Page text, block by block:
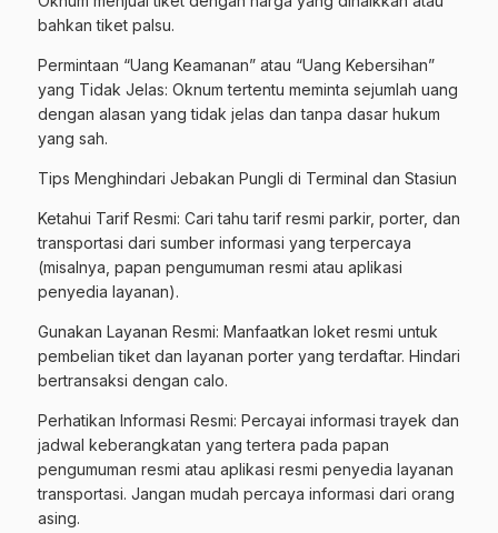
bahkan tiket palsu.
Permintaan “Uang Keamanan” atau “Uang Kebersihan”
yang Tidak Jelas: Oknum tertentu meminta sejumlah uang
dengan alasan yang tidak jelas dan tanpa dasar hukum
yang sah.
Tips Menghindari Jebakan Pungli di Terminal dan Stasiun
Ketahui Tarif Resmi: Cari tahu tarif resmi parkir, porter, dan
transportasi dari sumber informasi yang terpercaya
(misalnya, papan pengumuman resmi atau aplikasi
penyedia layanan).
Gunakan Layanan Resmi: Manfaatkan loket resmi untuk
pembelian tiket dan layanan porter yang terdaftar. Hindari
bertransaksi dengan calo.
Perhatikan Informasi Resmi: Percayai informasi trayek dan
jadwal keberangkatan yang tertera pada papan
pengumuman resmi atau aplikasi resmi penyedia layanan
transportasi. Jangan mudah percaya informasi dari orang
asing.